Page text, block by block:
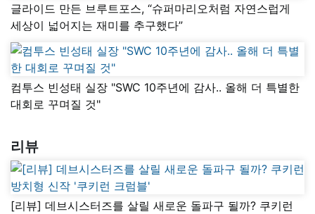
글라이드 만든 브루트포스, “슈퍼마리오처럼 자연스럽게
세상이 넓어지는 재미를 추구했다”
컴투스 빈성태 실장 "SWC 10주년에 감사.. 올해 더 특별한
대회로 꾸며질 것"
리뷰
[리뷰] 데브시스터즈를 살릴 새로운 돌파구 될까? 쿠키런